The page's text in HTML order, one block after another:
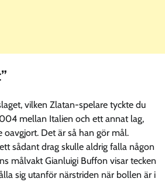
vilken Zlatan-spelare tyckte du
mellan Italien och ett annat lag,
Det är så han gör mål.
sådant drag skulle aldrig falla någon
målvakt Gianluigi Buffon visar tecken
sig utanför närstriden när bollen är i